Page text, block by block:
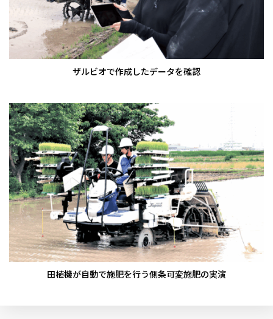
ザルビオで作成したデータを確認
田植機が自動で施肥を行う側条可変施肥の実演